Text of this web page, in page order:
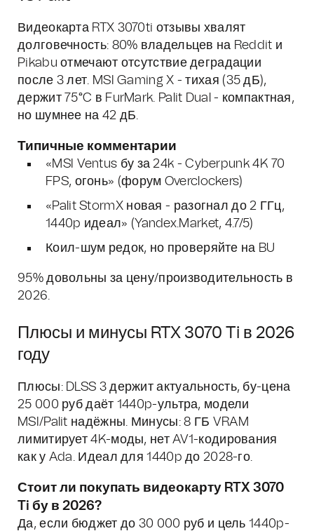
Видеокарта RTX 3070ti отзывы хвалят
долговечность: 80% владельцев на Reddit и
Pikabu отмечают отсутствие деградации
после 3 лет. MSI Gaming X - тихая (35 дБ),
держит 75°C в FurMark. Palit Dual - компактная,
но шумнее на 42 дБ.
Типичные комментарии
«MSI Ventus бу за 24k - Cyberpunk 4K 70
FPS, огонь» (форум Overclockers)
«Palit StormX новая - разогнал до 2 ГГц,
1440p идеал» (Yandex.Market, 4.7/5)
Коил-шум редок, но проверяйте на BU
95% довольны за цену/производительность в
2026.
Плюсы и минусы RTX 3070 Ti в 2026
году
Плюсы: DLSS 3 держит актуальность, бу-цена
25 000 руб даёт 1440p-ультра, модели
MSI/Palit надёжны. Минусы: 8 ГБ VRAM
лимитирует 4K-моды, нет AV1-кодирования
как у Ada. Идеал для 1440p до 2028-го.
Стоит ли покупать видеокарту RTX 3070
Ti бу в 2026?
Да, если бюджет до 30 000 руб и цель 1440p-